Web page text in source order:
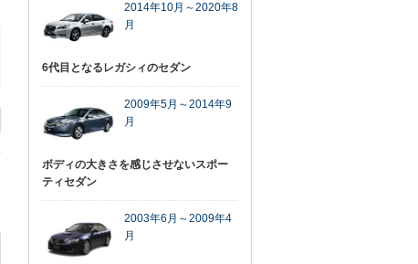
2014年10月～2020年8
月
6代目となるレガシィのセダン
2009年5月～2014年9
月
ボディの大きさを感じさせないスポー
ティセダン
2003年6月～2009年4
月